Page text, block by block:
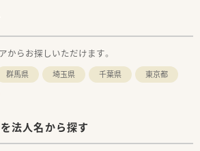
からお探しいただけます。
群馬県 埼玉県 千葉県
東京都
法人名から探す